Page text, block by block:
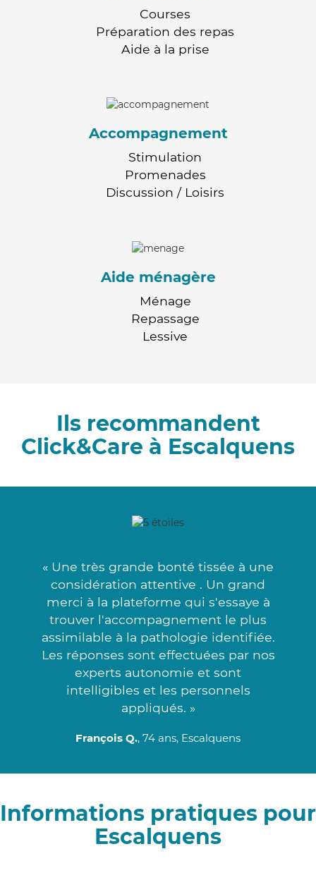
Courses
Préparation des repas
Aide à la prise
Accompagnement
Stimulation
Promenades
Discussion / Loisirs
Aide ménagère
Ménage
Repassage
Lessive
Ils recommandent
Click&Care à Escalquens
« Une très grande bonté tissée à une
considération attentive . Un grand
merci à la plateforme qui s'essaye à
trouver l'accompagnement le plus
assimilable à la pathologie identifiée.
Les réponses sont effectuées par nos
experts autonomie et sont
intelligibles et les personnels
appliqués. »
François Q., 74 ans, Escalquens
Informations pratiques pour
Escalquens